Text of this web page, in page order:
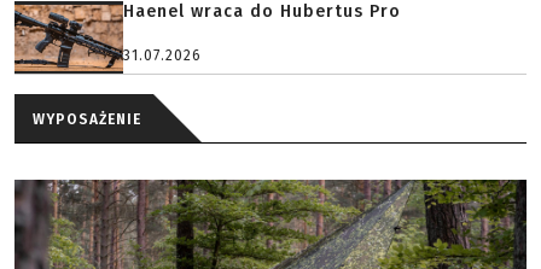
Haenel wraca do Hubertus Pro
31.07.2026
WYPOSAŻENIE